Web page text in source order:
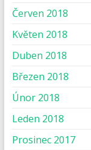
Červen 2018
Květen 2018
Duben 2018
Březen 2018
Únor 2018
Leden 2018
Prosinec 2017